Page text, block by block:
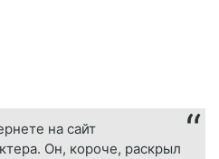
на сайт
Он, короче, раскрыл